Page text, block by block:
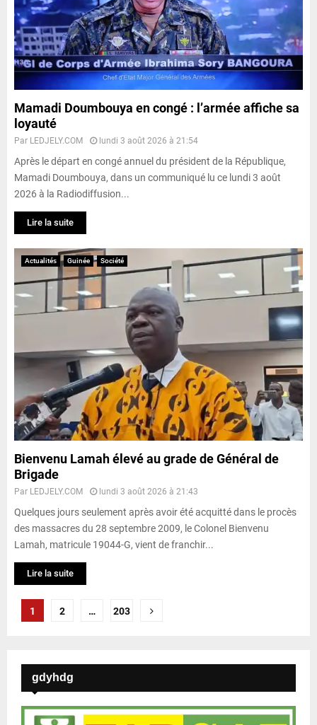
Mamadi Doumbouya en congé : l’armée affiche sa
loyauté
Par LEDJELY.COM lundi 3 août 2026 à 21:54
Après le départ en congé annuel du président de la République,
Mamadi Doumbouya, dans un communiqué lu ce lundi 3 août
2026 à la Radiodiffusion...
Lire la suite
Actualités Guinée Société
Bienvenu Lamah élevé au grade de Général de
Brigade
Par LEDJELY.COM lundi 3 août 2026 à 21:43
Quelques jours seulement après avoir été acquitté dans le procès
des massacres du 28 septembre 2009, le Colonel Bienvenu
Lamah, matricule 19044-G, vient de franchir...
Lire la suite
P
g
i
n
1 2 … 203
gdyhdg